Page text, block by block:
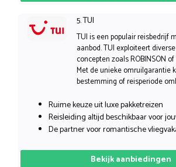
5. TUI
TUI is een populair reisbedrijf
aanbod. TUI exploiteert
concepten zoals ROBINSON of
Met de unieke omruilgarantie
bestemming of reisperiode
Ruime keuze uit luxe pakketreizen
Reisleiding altijd beschikbaar voor
De partner voor romantische
Bekijk aanbiedingen